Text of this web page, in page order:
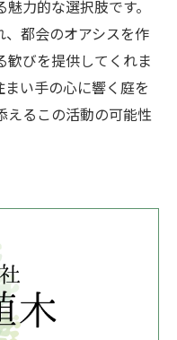
力的な選択肢です。
都会のオアシスを作
歓びを提供してくれま
い手の心に響く庭を
えるこの活動の可能性